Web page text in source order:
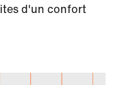
d'un confort